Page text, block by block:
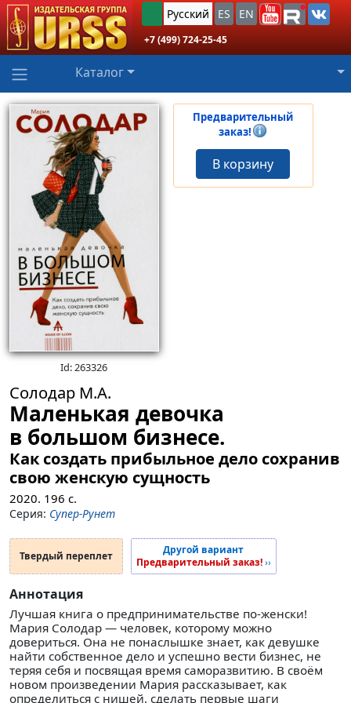
Русский ES EN
+7 (499) 724-25-45
Каталог
Id: 263326
Предварительный
заказ!
В корзину
Солодар М.А.
Маленькая девочка
в большом бизнесе.
Как создать прибыльное дело сохранив
свою женскую сущность
2020. 196 с.
Серия: Супер-Рунет
Твердый переплет
Другой вариант
Предварительный заказ!››
Аннотация
Лучшая книга о предпринимательстве по-женски!
Мария Солодар — человек, которому можно
довериться. Она не понаслышке знает, как девушке
найти собственное дело и успешно вести бизнес, не
теряя себя и посвящая время саморазвитию. В своём
новом произведении Мария рассказывает, как
определиться с нишей, сделать первые шаги